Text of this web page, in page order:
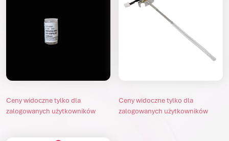
Ceny widoczne tylko dla
zalogowanych użytkowników
Ceny widoczne tylko dla
zalogowanych użytkowników